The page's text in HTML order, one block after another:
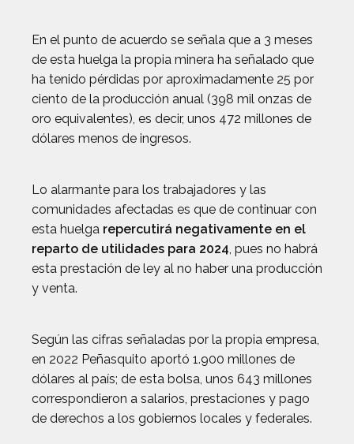
En el punto de acuerdo se señala que a 3 meses
de esta huelga la propia minera ha señalado que
ha tenido pérdidas por aproximadamente 25 por
ciento de la producción anual (398 mil onzas de
oro equivalentes), es decir, unos 472 millones de
dólares menos de ingresos.
Lo alarmante para los trabajadores y las
comunidades afectadas es que de continuar con
esta huelga repercutirá negativamente en el
reparto de utilidades para 2024, pues no habrá
esta prestación de ley al no haber una producción
y venta.
Según las cifras señaladas por la propia empresa,
en 2022 Peñasquito aportó 1.900 millones de
dólares al país; de esta bolsa, unos 643 millones
correspondieron a salarios, prestaciones y pago
de derechos a los gobiernos locales y federales.